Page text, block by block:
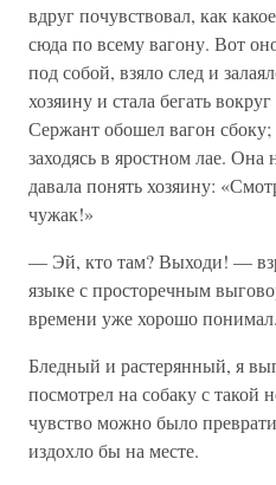
вдруг почувствовал, как
сюда по всему вагону. Вот
под собой, взяло след и
хозяину и стала бегать
Сержант обошел вагон сбоку;
заходясь в яростном лае. Она
давала понять хозяину:
чужак!»
— Эй, кто там? Выходи! —
языке с просторечным
времени уже хорошо понимал.
Бледный и растерянный, я
посмотрел на собаку с такой
чувство можно было
издохло бы на месте.